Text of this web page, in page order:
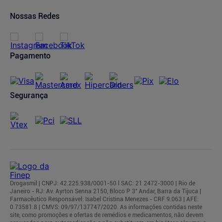
Compra Recorrente
Nossas Redes
Pagamento
Segurança
Drogasmil | CNPJ: 42.225.938/0001-50 l SAC: 21 2472-3000 | Rio de
Janeiro - RJ: Av. Ayrton Senna 2150, Bloco P 3° Andar, Barra da Tijuca |
Farmacêutico Responsável: Isabel Cristina Menezes - CRF 9.063 | AFE:
0.73581.8 | CMVS: 09/97/137747/2020. As informações contidas neste
site, como promoções e ofertas de remédios e medicamentos, não devem